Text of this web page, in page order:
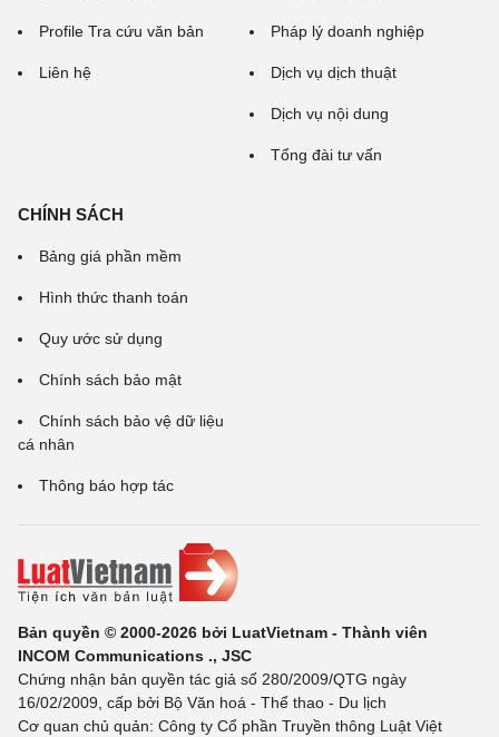
Profile Tra cứu văn bản
Liên hệ
Pháp lý doanh nghiệp
Dịch vụ dịch thuật
Dịch vụ nội dung
Tổng đài tư vấn
CHÍNH SÁCH
Bảng giá phần mềm
Hình thức thanh toán
Quy ước sử dụng
Chính sách bảo mật
Chính sách bảo vệ dữ liệu
cá nhân
Thông báo hợp tác
Bản quyền © 2000-2026 bởi LuatVietnam - Thành viên
INCOM Communications ., JSC
Chứng nhận bản quyền tác giả số 280/2009/QTG ngày
16/02/2009, cấp bởi Bộ Văn hoá - Thể thao - Du lịch
Cơ quan chủ quản: Công ty Cổ phần Truyền thông Luật Việt